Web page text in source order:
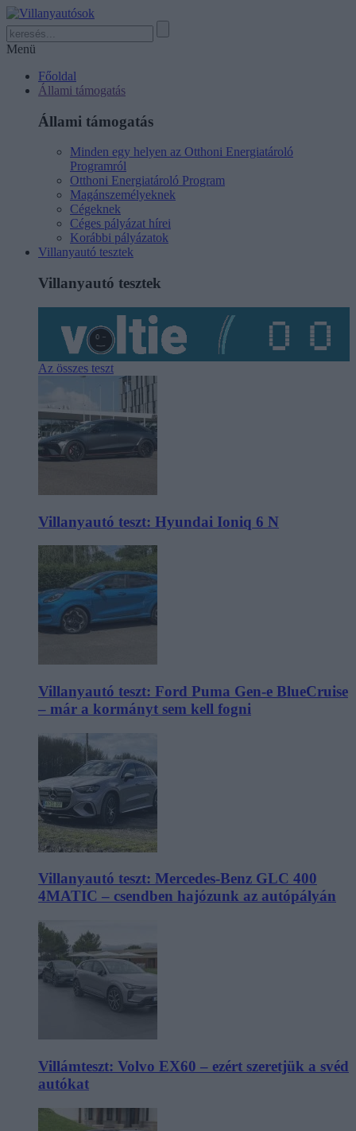
Menü
Főoldal
Állami támogatás
Állami támogatás
Minden egy helyen az Otthoni Energiatároló
Programról
Otthoni Energiatároló Program
Magánszemélyeknek
Cégeknek
Céges pályázat hírei
Korábbi pályázatok
Villanyautó tesztek
Villanyautó tesztek
Az összes teszt
Villanyautó teszt: Hyundai Ioniq 6 N
Villanyautó teszt: Ford Puma Gen-e BlueCruise
– már a kormányt sem kell fogni
Villanyautó teszt: Mercedes-Benz GLC 400
4MATIC – csendben hajózunk az autópályán
Villámteszt: Volvo EX60 – ezért szeretjük a svéd
autókat